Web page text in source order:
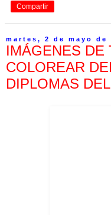
Compartir
martes, 2 de mayo de
IMÁGENES DE
COLOREAR
DIPLOMAS